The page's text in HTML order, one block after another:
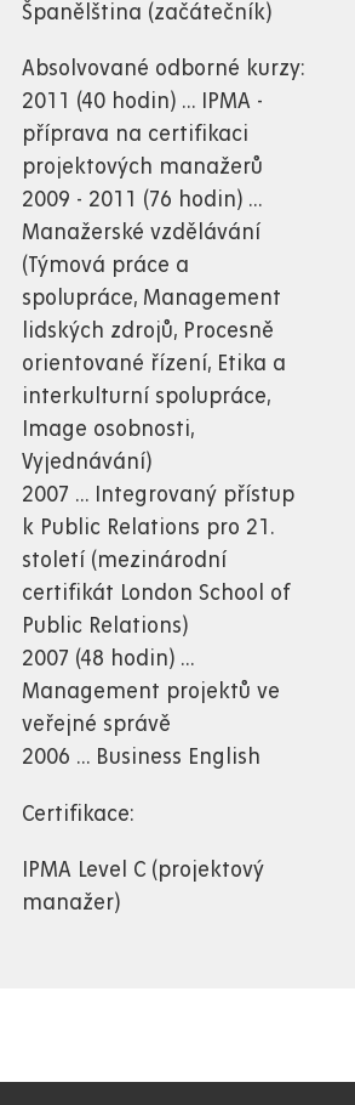
Španělština (začátečník)
Absolvované odborné kurzy:
2011 (40 hodin) ... IPMA -
příprava na certifikaci
projektových manažerů
2009 - 2011 (76 hodin) ...
Manažerské vzdělávání
(Týmová práce a
spolupráce, Management
lidských zdrojů, Procesně
orientované řízení, Etika a
interkulturní spolupráce,
Image osobnosti,
Vyjednávání)
2007 ... Integrovaný přístup
k Public Relations pro 21.
století (mezinárodní
certifikát London School of
Public Relations)
2007 (48 hodin) ...
Management projektů ve
veřejné správě
2006 ... Business English
Certifikace:
IPMA Level C (projektový
manažer)